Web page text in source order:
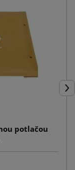
potlačou